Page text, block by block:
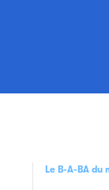
Le B-A-BA